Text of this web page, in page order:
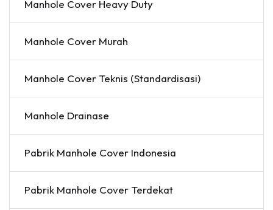
Manhole Cover Heavy Duty
Manhole Cover Murah
Manhole Cover Teknis (Standardisasi)
Manhole Drainase
Pabrik Manhole Cover Indonesia
Pabrik Manhole Cover Terdekat